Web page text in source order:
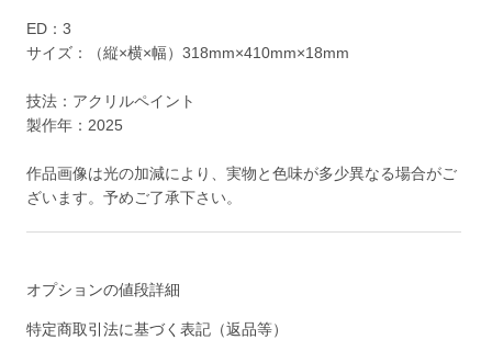
ED：3
サイズ：（縦×横×幅）318mm×410mm×18mm
技法：アクリルペイント
製作年：2025
作品画像は光の加減により、実物と色味が多少異なる場合がご
ざいます。予めご了承下さい。
オプションの値段詳細
特定商取引法に基づく表記（返品等）